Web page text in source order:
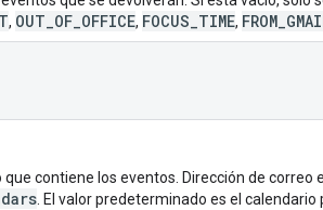
, OUT_OF_OFFICE, FOCUS_TIME,
que contiene los eventos. Dirección de correo
. El valor predeterminado es el calendario